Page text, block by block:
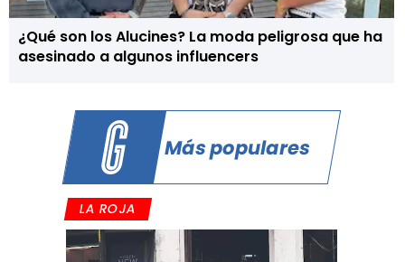
¿Qué son los Alucines? La moda peligrosa que ha
asesinado a algunos influencers
Más populares
LA ROJA